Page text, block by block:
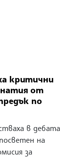
критични
от
по
в дебата
на
за